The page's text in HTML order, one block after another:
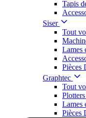
Tapis
Siser
Tout
Lames
Pièces
Graphtec
Tout
Lames
Pièces